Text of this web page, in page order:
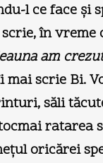
l ce face şi
în
am
scrie Bi.
săli
oricărei